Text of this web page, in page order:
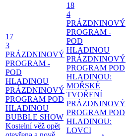
17
3
PRÁZDNINOVÝ
PROGRAM -
POD
HLADINOU
PRÁZDNINOVÝ
PROGRAM POD
HLADINOU
BUBBLE SHOW
Kostelní věž opět
18
4
PRÁZDNINOVÝ
PROGRAM -
POD
HLADINOU
PRÁZDNINOVÝ
PROGRAM POD
HLADINOU:
MOŘSKÉ
TVOŘENÍ
PRÁZDNINOVÝ
PROGRAM POD
HLADINOU:
LOVCI